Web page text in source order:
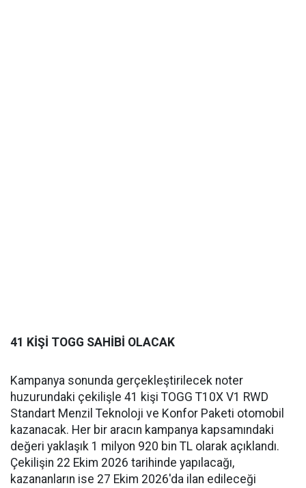
41 KİŞİ TOGG SAHİBİ OLACAK
Kampanya sonunda gerçekleştirilecek noter
huzurundaki çekilişle 41 kişi TOGG T10X V1 RWD
Standart Menzil Teknoloji ve Konfor Paketi otomobil
kazanacak. Her bir aracın kampanya kapsamındaki
değeri yaklaşık 1 milyon 920 bin TL olarak açıklandı.
Çekilişin 22 Ekim 2026 tarihinde yapılacağı,
kazananların ise 27 Ekim 2026'da ilan edileceği